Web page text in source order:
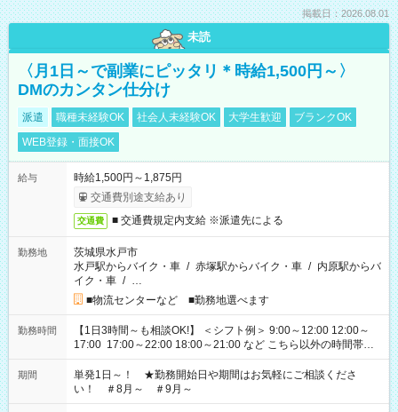
掲載日：2026.08.01
未読
〈月1日～で副業にピッタリ＊時給1,500円～〉
DMのカンタン仕分け
派遣 職種未経験OK 社会人未経験OK 大学生歓迎
ブランクOK
WEB登録・面接OK
給与
時給1,500円～1,875円
交通費別途支給あり
交通費 ■ 交通費規定内支給 ※派遣先による
勤務地
茨城県水戸市
水戸駅からバイク・車 / 赤塚駅からバイク・車 / 内原駅からバ
イク・車 / …
■物流センターなど ■勤務地選べます
勤務時間
【1日3時間～も相談OK!】 ＜シフト例＞ 9:00～12:00 12:00～
17:00 17:00～22:00 18:00～21:00 など こちら以外の時間帯も
お気軽にご相談ください！
期間
単発1日～！ ★勤務開始日や期間はお気軽にご相談くださ
い！ ＃8月～ ＃9月～